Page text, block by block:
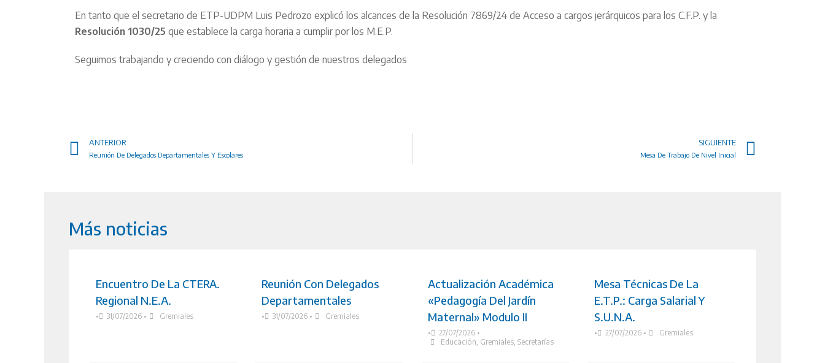
En tanto que el secretario de ETP-UDPM Luis Pedrozo explicó los alcances de la Resolución 7869/24 de Acceso a cargos jerárquicos para los C.F.P. y la
Resolución 1030/25 que establece la carga horaria a cumplir por los M.E.P.
Seguimos trabajando y creciendo con diálogo y gestión de nuestros delegados
ANTERIOR
Reunión De Delegados Departamentales Y Escolares
SIGUIENTE
Mesa De Trabajo De Nivel Inicial
Más noticias
Encuentro De La CTERA.
Regional N.E.A.
• 31/07/2026 • Gremiales
Reunión Con Delegados
Departamentales
• 31/07/2026 • Gremiales
Actualización Académica
«Pedagogía Del Jardín
Maternal» Modulo II
• 27/07/2026 •
Educación, Gremiales, Secretarías
Mesa Técnicas De La
E.T.P.: Carga Salarial Y
S.U.N.A.
• 27/07/2026 • Gremiales